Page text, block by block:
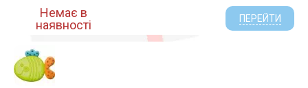
Немає в
наявності
ПЕРЕЙТИ